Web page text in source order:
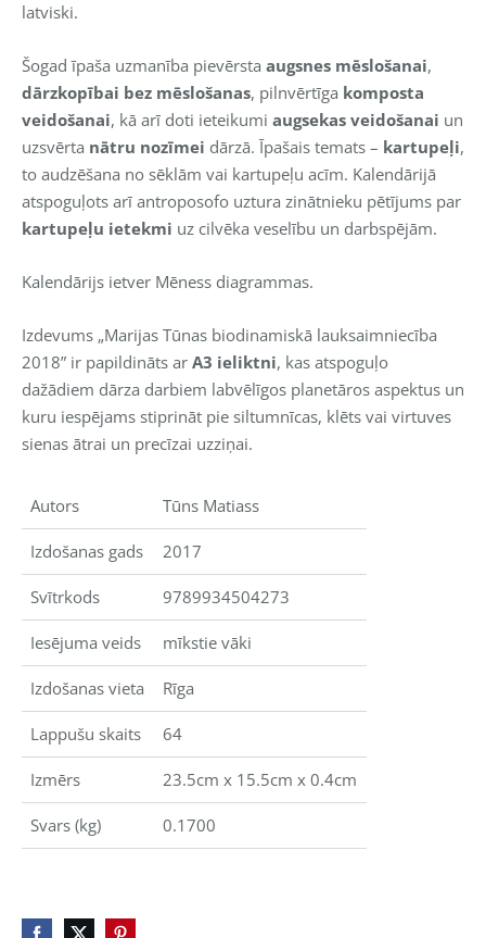
latviski.
Šogad īpaša uzmanība pievērsta augsnes mēslošanai,
dārzkopībai bez mēslošanas, pilnvērtīga komposta
veidošanai, kā arī doti ieteikumi augsekas veidošanai un
uzsvērta nātru nozīmei dārzā. Īpašais temats – kartupeļi,
to audzēšana no sēklām vai kartupeļu acīm. Kalendārijā
atspoguļots arī antroposofo uztura zinātnieku pētījums par
kartupeļu ietekmi uz cilvēka veselību un darbspējām.
Kalendārijs ietver Mēness diagrammas.
Izdevums „Marijas Tūnas biodinamiskā lauksaimniecība
2018” ir papildināts ar A3 ieliktni, kas atspoguļo
dažādiem dārza darbiem labvēlīgos planetāros aspektus un
kuru iespējams stiprināt pie siltumnīcas, klēts vai virtuves
sienas ātrai un precīzai uzziņai.
Autors Tūns Matiass
Izdošanas gads 2017
Svītrkods 9789934504273
Iesējuma veids mīkstie vāki
Izdošanas vieta Rīga
Lappušu skaits 64
Izmērs 23.5cm x 15.5cm x 0.4cm
Svars (kg) 0.1700